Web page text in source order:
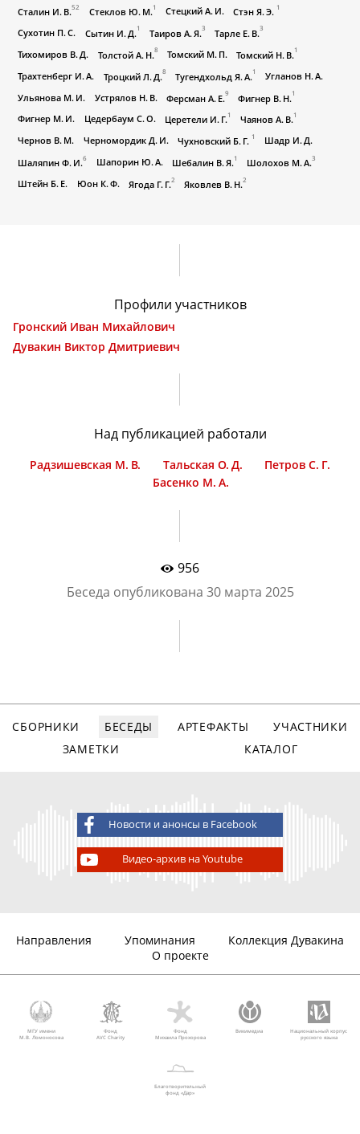
Сталин И. В.52 Стеклов Ю. М. 1 Стецкий А. И. Стэн Я. Э. 1
Сухотин П. С. Сытин И. Д. 1 Таиров А. Я.3 Тарле Е. В.3
Тихомиров В. Д. Толстой А. Н.8 Томский М. П. Томский Н. В. 1
Трахтенберг И. А. Троцкий Л. Д.8 Тугендхольд Я. А. 1
Угланов Н. А.
Ульянова М. И.
Устрялов Н. В. Ферсман А. Е.9 Фигнер В. Н. 1
Фигнер М. И. Цедербаум С. О. Церетели И. Г.1 Чаянов А. В.1
Чернов В. М. Черномордик Д. И. Чухновский Б. Г. 1
Шадр И. Д.
Шаляпин Ф. И.6 Шапорин Ю. А. Шебалин В. Я.1 Шолохов М. А.3
Штейн Б. Е. Юон К. Ф. Ягода Г. Г. 2 Яковлев В. Н. 2
Профили участников
Гронский Иван Михайлович
Дувакин Виктор Дмитриевич
Над публикацией работали
Радзишевская М. В. Тальская О. Д.
Петров С. Г.
Басенко М. А.
956
Беседа опубликована 30 марта 2025
СБОРНИКИ БЕСЕДЫ АРТЕФАКТЫ
УЧАСТНИКИ
ЗАМЕТКИ
КАТАЛОГ
Новости и анонсы в Facebook
Видео-архив на Youtube
Направления Упоминания
Коллекция Дувакина
О проекте
МГУ имени
М.В. Ломоносова
Фонд
AVC Charity
Фонд
Михаила Прохорова
Викимедиа
Национальный корпус
русского языка
Благотворительный
фонд «Дар»